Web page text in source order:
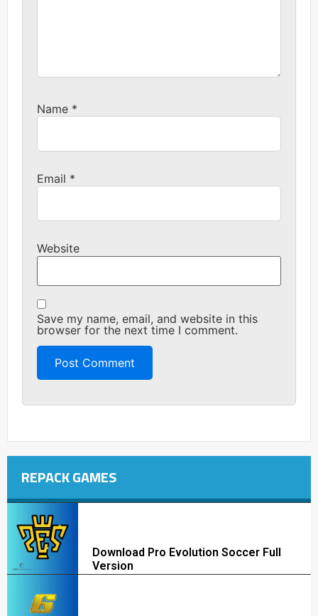
Name *
Email *
Website
Save my name, email, and website in this
browser for the next time I comment.
REPACK GAMES
Download Pro Evolution Soccer Full
Version